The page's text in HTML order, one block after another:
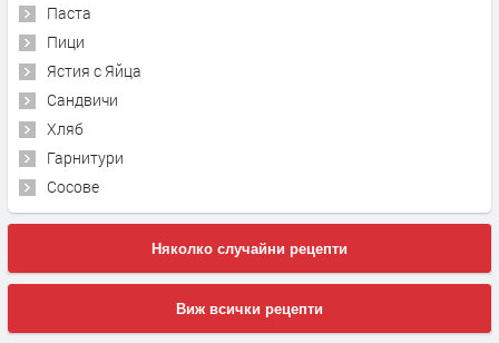
Паста
Пици
Ястия с Яйца
Сандвичи
Хляб
Гарнитури
Сосове
Няколко случайни рецепти
Виж всички рецепти